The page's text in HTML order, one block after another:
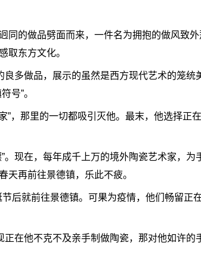
的做品劈面而来，一件名为拥抱的做风致外
取东方文化。
多做品，展示的虽然是西方现代艺术的笼统
号”。
，那里的一切都吸引灭他。最末，他选择正
现在，每年成千上万的境外陶瓷艺术家，为
天再前往景德镇，乐此不疲。
就前往景德镇。可果为疫情，他们畅留正
在他不克不及亲手制做陶瓷，那对他如许的